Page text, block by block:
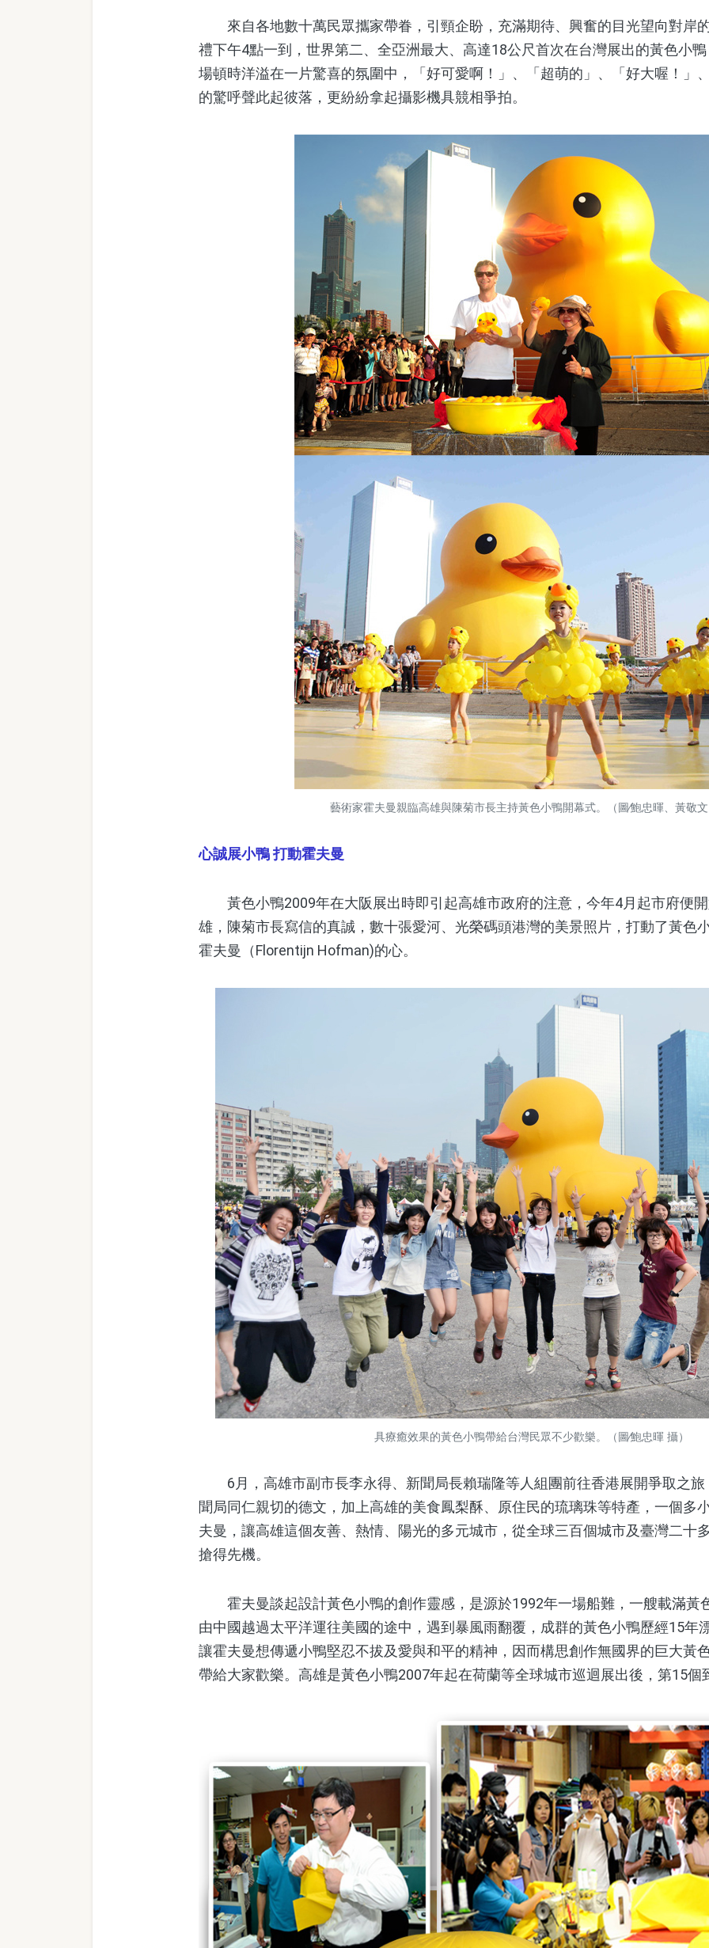
來自各地數十萬民眾攜家帶眷，引頸企盼，充滿期待、興奮的目光望向對岸
禮下午4點一到，世界第二、全亞洲最大、高達18公尺首次在台灣展出的黃色小
場頓時洋溢在一片驚喜的氛圍中，「好可愛啊！」、「超萌的」、「好大喔！」
的驚呼聲此起彼落，更紛紛拿起攝影機具競相爭拍。
藝術家霍夫曼親臨高雄與陳菊市長主持黃色小鴨開幕式。（圖∕鮑忠暉、黃敬
心誠展小鴨 打動霍夫曼
黃色小鴨2009年在大阪展出時即引起高雄市政府的注意，今年4月起市府便
雄，陳菊市長寫信的真誠，數十張愛河、光榮碼頭港灣的美景照片，打動了黃色
霍夫曼（Florentijn Hofman)的心。
具療癒效果的黃色小鴨帶給台灣民眾不少歡樂。（圖∕鮑忠暉 攝）
6月，高雄市副市長李永得、新聞局長賴瑞隆等人組團前往香港展開爭取之旅
聞局同仁親切的德文，加上高雄的美食鳳梨酥、原住民的琉璃珠等特產，一個多
夫曼，讓高雄這個友善、熱情、陽光的多元城市，從全球三百個城市及臺灣二十
搶得先機。
霍夫曼談起設計黃色小鴨的創作靈感，是源於1992年一場船難，一艘載滿黃
由中國越過太平洋運往美國的途中，遇到暴風雨翻覆，成群的黃色小鴨歷經15年
讓霍夫曼想傳遞小鴨堅忍不拔及愛與和平的精神，因而構思創作無國界的巨大黃
帶給大家歡樂。高雄是黃色小鴨2007年起在荷蘭等全球城市巡迴展出後，第15個